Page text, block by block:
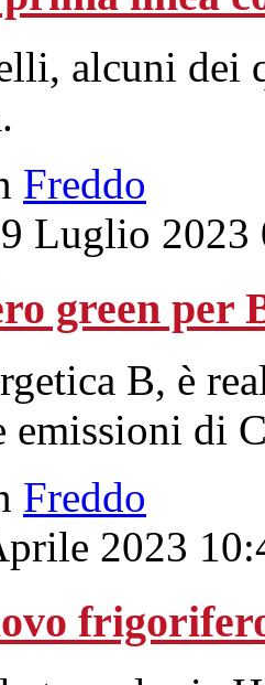
alcuni dei
Freddo
Luglio 2023
green per
B, è
emissioni di
Freddo
2023